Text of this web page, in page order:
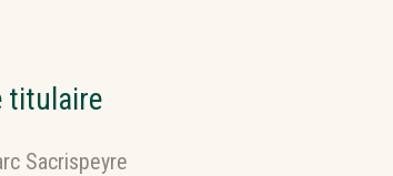
titulaire
Sacrispeyre